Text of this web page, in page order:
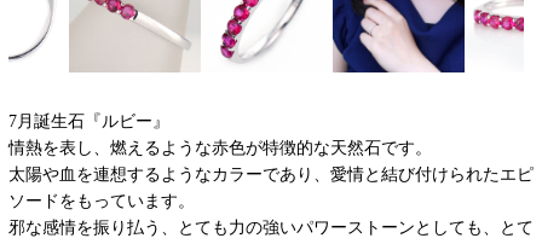
7月誕生石『ルビー』
情熱を表し、燃えるような赤色が特徴的な天然石です。
太陽や血を連想するようなカラーであり、愛情と結び付けられたエピ
ソードをもっています。
邪な感情を振り払う、とても力の強いパワーストーンとしても、とて